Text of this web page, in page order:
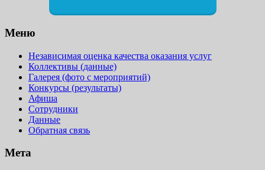
Меню
Независимая оценка качества оказания услуг
Коллективы (данные)
Галерея (фото с мероприятий)
Конкурсы (результаты)
Афиша
Сотрудники
Данные
Обратная связь
Мета